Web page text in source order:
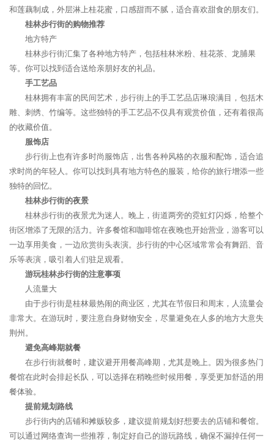
和莲藕制成，外层淋上桂花蜜，口感甜而不腻，适合喜欢甜食的朋友们。
桂林步行街的购物推荐
地方特产
桂林步行街汇集了各种地方特产，包括桂林米粉、桂花茶、龙脯果
等。你可以找到适合送给亲朋好友的礼品。
手工艺品
桂林拥有丰富的民间艺术，步行街上的手工艺品店琳琅满目，包括木
雕、刺绣、竹编等。这些独特的手工艺品不仅具有观赏价值，还有着很高
的收藏价值。
服饰店
步行街上也有许多时尚服饰店，出售各种风格的衣服和配饰，适合追
求时尚的年轻人。你可以找到具有地方特色的服装，给你的旅行增添一些
独特的回忆。
桂林步行街的夜景
桂林步行街的夜景尤为迷人。晚上，街道两旁的霓虹灯闪烁，给整个
街区增添了无限的活力。许多餐馆和咖啡馆在夜晚也开始营业，游客可以
一边享用美食，一边欣赏街头表演。步行街的中心区域常常会有舞蹈、音
乐等表演，吸引着人们驻足观看。
游玩桂林步行街的注意事项
人流量大
由于步行街是桂林最热闹的商业区，尤其在节假日和周末，人流量会
非常大。在游玩时，要注意自身财物安全，尽量避免在人多的地方大意失
荆州。
避免高峰期就餐
在步行街就餐时，建议避开用餐高峰期，尤其是晚上。因为很多热门
餐馆在此时会排起长队，可以选择在稍晚些时候用餐，享受更加舒适的用
餐体验。
提前规划路线
步行街内的店铺和摊贩较多，建议提前规划好想要去的店铺和餐馆。
可以通过网络查询一些推荐，制定好自己的游玩路线，确保不漏掉任何一